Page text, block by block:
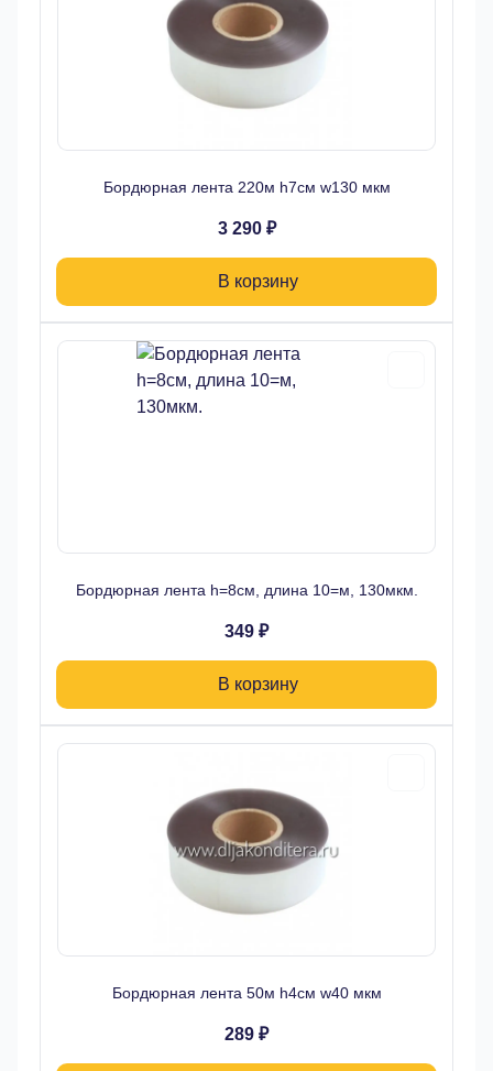
Бордюрная лента 220м h7см w130 мкм
3 290 ₽
В корзину
Бордюрная лента h=8см, длина 10=м, 130мкм.
349 ₽
В корзину
Бордюрная лента 50м h4см w40 мкм
289 ₽